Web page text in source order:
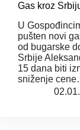
Gas kroz
U
pušten novi
od bugarske
Srbije
15 dana biti
sniženje